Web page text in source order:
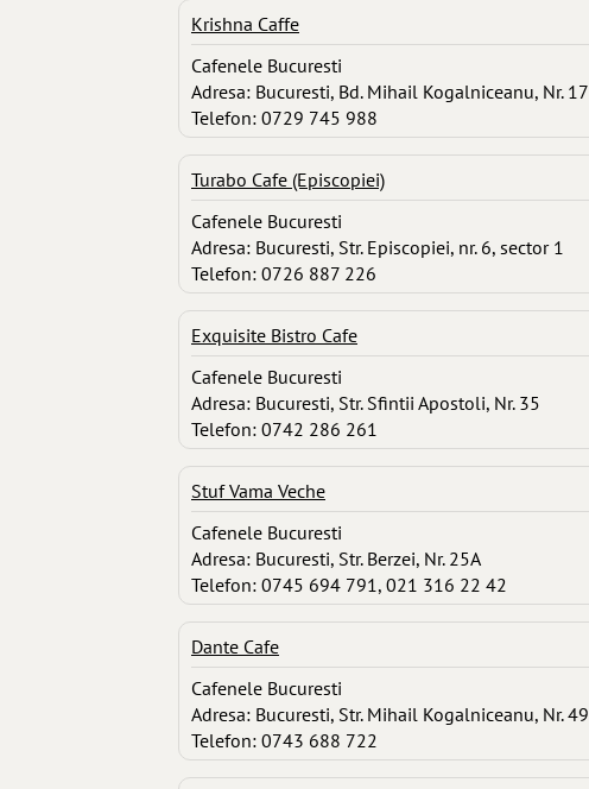
Krishna Caffe
Cafenele Bucuresti
Adresa: Bucuresti, Bd. Mihail Kogalniceanu, Nr. 17
Telefon: 0729 745 988
Turabo Cafe (Episcopiei)
Cafenele Bucuresti
Adresa: Bucuresti, Str. Episcopiei, nr. 6, sector 1
Telefon: 0726 887 226
Exquisite Bistro Cafe
Cafenele Bucuresti
Adresa: Bucuresti, Str. Sfintii Apostoli, Nr. 35
Telefon: 0742 286 261
Stuf Vama Veche
Cafenele Bucuresti
Adresa: Bucuresti, Str. Berzei, Nr. 25A
Telefon: 0745 694 791, 021 316 22 42
Dante Cafe
Cafenele Bucuresti
Adresa: Bucuresti, Str. Mihail Kogalniceanu, Nr. 49
Telefon: 0743 688 722